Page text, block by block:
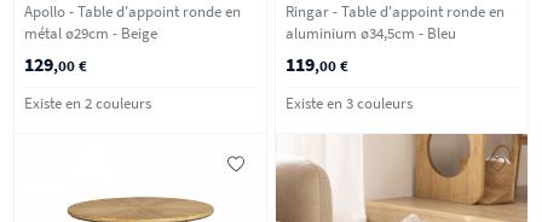
Apollo - Table d'appoint ronde en
métal ø29cm - Beige
129,00 €
Existe en 2 couleurs
Ringar - Table d'appoint ronde en
aluminium ø34,5cm - Bleu
119,00 €
Existe en 3 couleurs